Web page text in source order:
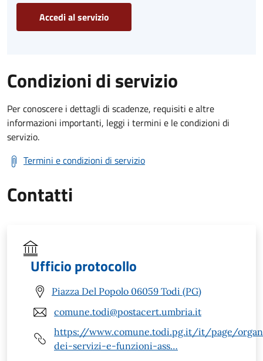
Accedi al servizio
Condizioni di servizio
Per conoscere i dettagli di scadenze, requisiti e altre
informazioni importanti, leggi i termini e le condizioni di
servizio.
Termini e condizioni di servizio
Contatti
Ufficio protocollo
Piazza Del Popolo 06059 Todi (PG)
comune.todi@postacert.umbria.it
https://www.comune.todi.pg.it/it/page/
dei-servizi-e-funzioni-ass…